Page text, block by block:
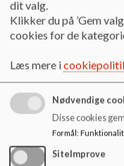
og læringslyst med
livet, sig selv og
kommunikere på et
non verbalt.
At der skabes en
fordybelse og nærvær.
At bevægelse og
hverdagen.
At børn, personale
dit valg.
Klikker du på ’Gem
cookies for de
Læs mere i
Nødvendige
Disse cookies
Formål:
SiteImprove